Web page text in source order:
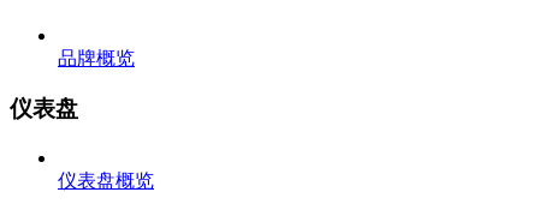
品牌概览
仪表盘
仪表盘概览